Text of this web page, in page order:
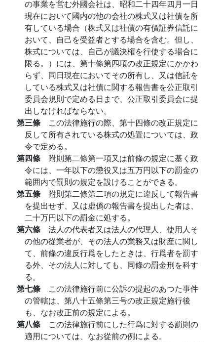
の事業を営む外國会社は、昭和二十四年四月一日
現在において國内の他の会社の株式又は社債を所
有している場合（株式又は社債の有價証券信託に
おいて、自己を受益者とする場合を含む。但し、
株式については、自己が議決権を行使する場合に
限る。）には、第十條第四項の改正規定にかかわ
らず、同日現在においてその所有し、又は信託を
している株式又は社債に関する報告書を公正取引
委員会規則で定める日まで、公正取引委員会に提
出しなければならない。
第三條 この法律施行の際、第十四條の改正規定に
反して所有されている株式の処置については、政
令で定める。
第四條 附則第二條第一項又は前條の規定に基く政
令には、一年以下の懲役又は五万円以下の罰金の
範囲内で罰則の規定を設けることができる。
第五條 附則第二條第二項の規定に違反して報告書
を提出せず、又は虚僞の報告書を提出した者は、
二十万円以下の罰金に処する。
第六條 法人の代表者又は法人の代理人、使用人そ
の他の從業者が、その法人の業務又は財産に関し
て、前條の違反行爲をしたときは、行爲者を罰す
る外、その法人に対しても、同條の罰金刑を科す
る。
第七條 この法律施行前に公訴の提起のあつた事件
の管轄は、第八十五條第三号の改正規定施行後
も、なお改正前の規定による。
第八條 この法律施行前にした行爲に対する罰則の
適用については、なお從前の例による。